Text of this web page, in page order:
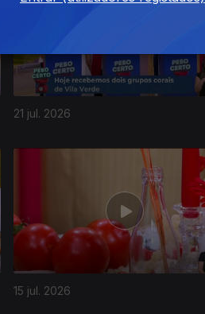
21 jul. 2026
15 jul. 2026